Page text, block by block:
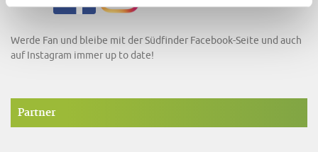
Werde Fan und bleibe mit der Südfinder Facebook-Seite und auch
auf Instagram immer up to date!
Partner